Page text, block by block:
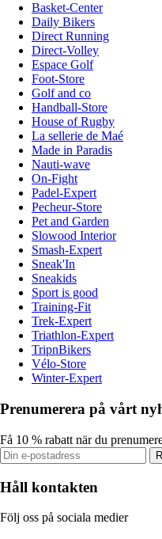
Basket-Center
Daily Bikers
Direct Running
Direct-Volley
Espace Golf
Foot-Store
Golf and co
Handball-Store
House of Rugby
La sellerie de Maé
Made in Paradis
Nauti-wave
On-Fight
Padel-Expert
Pecheur-Store
Pet and Garden
Slowood Interior
Smash-Expert
Sneak'In
Sneakids
Sport is good
Training-Fit
Trek-Expert
Triathlon-Expert
TripnBikers
Vélo-Store
Winter-Expert
Prenumerera på vårt
Få 10 % rabatt när du
Håll kontakten
Följ oss på sociala medier